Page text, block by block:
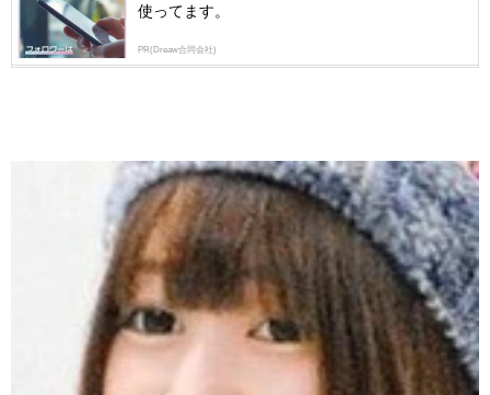
使ってます。
PR(Dreaw合同会社)